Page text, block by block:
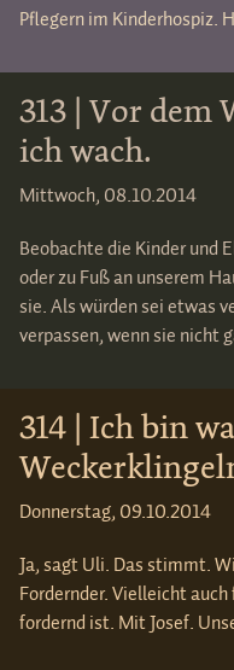
Pflegern im Kinderhospiz.
313 | Vor dem
ich wach.
Mittwoch, 08.10.2014
Beobachte die Kinder und
oder zu Fuß an unserem
sie. Als würden sei etwas
verpassen, wenn sie nicht
314 | Ich bin
Donnerstag, 09.10.2014
Ja, sagt Uli. Das stimmt.
Fordernder. Vielleicht
fordernd ist. Mit Josef.